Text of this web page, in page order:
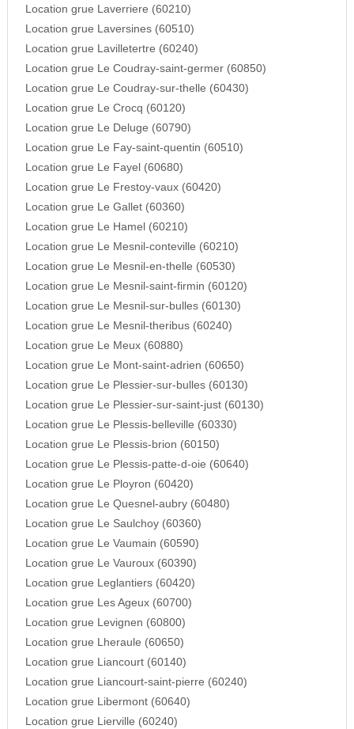
Location grue Laverriere (60210)
Location grue Laversines (60510)
Location grue Lavilletertre (60240)
Location grue Le Coudray-saint-germer (60850)
Location grue Le Coudray-sur-thelle (60430)
Location grue Le Crocq (60120)
Location grue Le Deluge (60790)
Location grue Le Fay-saint-quentin (60510)
Location grue Le Fayel (60680)
Location grue Le Frestoy-vaux (60420)
Location grue Le Gallet (60360)
Location grue Le Hamel (60210)
Location grue Le Mesnil-conteville (60210)
Location grue Le Mesnil-en-thelle (60530)
Location grue Le Mesnil-saint-firmin (60120)
Location grue Le Mesnil-sur-bulles (60130)
Location grue Le Mesnil-theribus (60240)
Location grue Le Meux (60880)
Location grue Le Mont-saint-adrien (60650)
Location grue Le Plessier-sur-bulles (60130)
Location grue Le Plessier-sur-saint-just (60130)
Location grue Le Plessis-belleville (60330)
Location grue Le Plessis-brion (60150)
Location grue Le Plessis-patte-d-oie (60640)
Location grue Le Ployron (60420)
Location grue Le Quesnel-aubry (60480)
Location grue Le Saulchoy (60360)
Location grue Le Vaumain (60590)
Location grue Le Vauroux (60390)
Location grue Leglantiers (60420)
Location grue Les Ageux (60700)
Location grue Levignen (60800)
Location grue Lheraule (60650)
Location grue Liancourt (60140)
Location grue Liancourt-saint-pierre (60240)
Location grue Libermont (60640)
Location grue Lierville (60240)